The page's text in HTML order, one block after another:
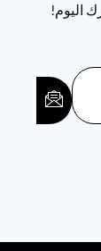
اليوم!